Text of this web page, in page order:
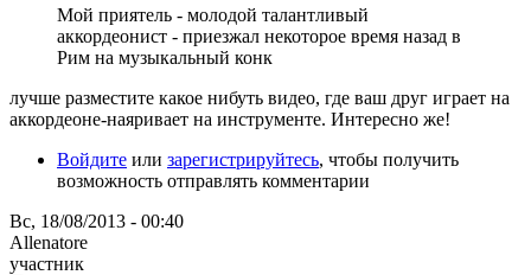
Мой приятель - молодой талантливый
аккордеонист - приезжал некоторое время назад в
Рим на музыкальный конк
лучше разместите какое нибуть видео, где ваш друг играет на
аккордеоне-наяривает на инструменте. Интересно же!
Войдите или зарегистрируйтесь, чтобы получить
возможность отправлять комментарии
Вс, 18/08/2013 - 00:40
Allenatore
участник